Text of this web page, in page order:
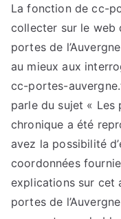
La fonction de cc-
collecter sur le web
portes de
au mieux aux
cc-portes-
parle du sujet « Les
chronique a été
avez la possibilité
coordonnées
explications sur cet
portes de